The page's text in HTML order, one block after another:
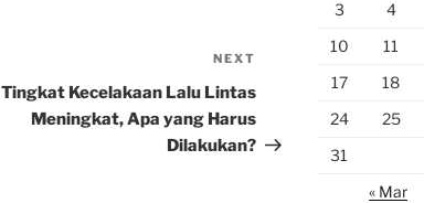
Post
NEXT
Tingkat Kecelakaan Lalu Lintas
Meningkat, Apa yang Harus
Dilakukan?
3
4
10
11
17
18
24
25
31
« Mar